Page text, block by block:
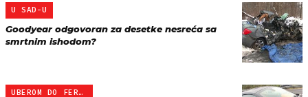
U SAD-U
Goodyear odgovoran za desetke nesreća sa
smrtnim ishodom?
UBEROM DO FERRARIJA